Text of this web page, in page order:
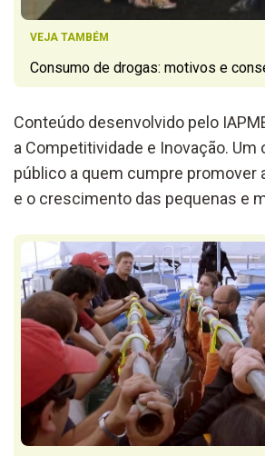
VEJA TAMBÉM
Consumo de drogas: motivos e
Conteúdo desenvolvido pelo
a Competitividade e Inovação. Um
público a quem cumpre promover
e o crescimento das pequenas e